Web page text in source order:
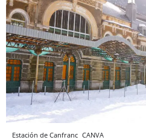
Estación de Canfranc CANVA